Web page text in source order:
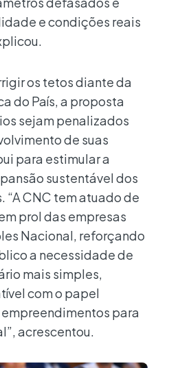
e condições reais
os tetos diante da
do País, a proposta
sejam penalizados
de suas
para estimular a
sustentável dos
“A CNC tem atuado de
prol das empresas
Nacional, reforçando
a necessidade de
mais simples,
com o papel
para
acrescentou.